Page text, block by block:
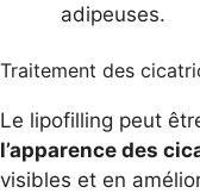
adipeuses.
Traitement des
Le lipofilling peut
l’apparence des
visibles et en